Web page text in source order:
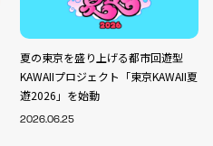
夏の東京を盛り上げる都市回遊型
KAWAIIプロジェクト「東京KAWAII夏
遊2026」を始動
2026.06.25